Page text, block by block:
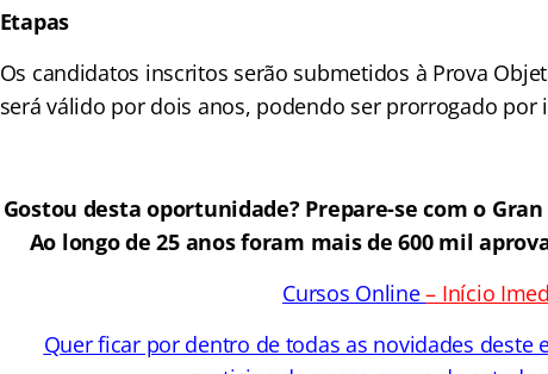
Etapas
Os candidatos inscritos serão submetidos à Prova
será válido por dois anos, podendo ser prorrogado por
Gostou desta oportunidade? Prepare-se com o
Ao longo de 25 anos foram mais de 600 mil
Cursos Online– Início
Quer ficar por dentro de todas as novidades deste